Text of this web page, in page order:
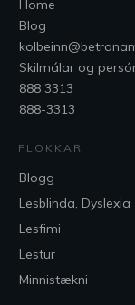
Home
Blog
Skilmálar og
888 3313
888-3313
FLOKKAR
Blogg
Lesblinda, Dyslexia
Lesfimi
Lestur
Minnistækni